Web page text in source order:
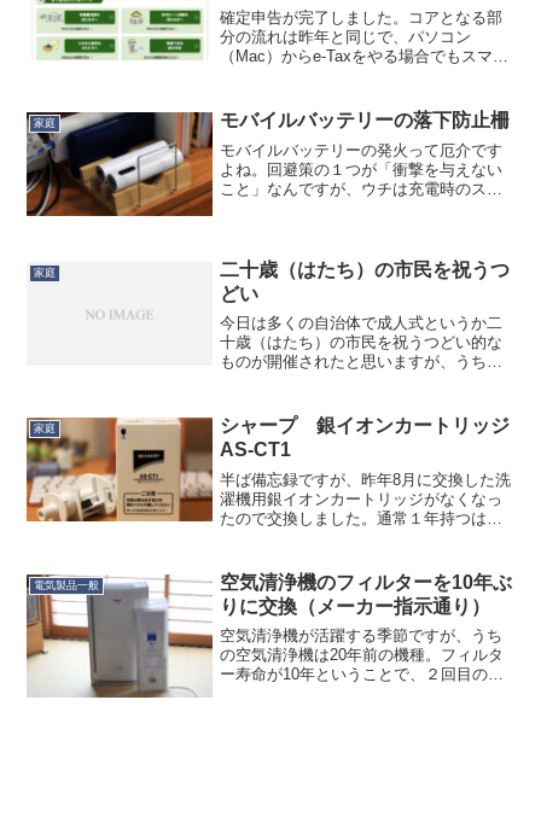
確定申告が完了しました。コアとなる部
分の流れは昨年と同じで、パソコン
（Mac）からe-Taxをやる場合でもスマホ
でに行く動線が昨年よりゴチャゴチャし
てしまい、肝心の医療...
家庭 モバイルバッテリーの落下防止柵
モバイルバッテリーの発火って厄介です
よね。回避策の１つが「衝撃を与えない
こと」なんですが、ウチは充電時のスマ
いなぁと思いまして、ダイ...
家庭
二十歳（はたち）の市民を祝うつ
どい
今日は多くの自治体で成人式というか二
十歳（はたち）の市民を祝うつどい的な
ものが開催されたと思いますが、うちも
書きます。）当初、式典へ参加するつも
りがない、みたいなことを...
家庭
シャープ 銀イオンカートリッジ
AS-CT1
半ば備忘録ですが、昨年8月に交換した洗
濯機用銀イオンカートリッジがなくなっ
たので交換しました。通常１年持つはず
１日１回ですみ、あとは１日２回）くら
いが平均なので、水...
電気製品一般
空気清浄機のフィルターを10年ぶ
りに交換（メーカー指示通り）
空気清浄機が活躍する季節ですが、うち
の空気清浄機は20年前の機種。フィルタ
ー寿命が10年ということで、２回目のフ